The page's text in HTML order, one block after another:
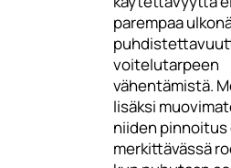
parempaa
voitelutarpeen
vähentämistä.
lisäksi
niiden pinnoitus
merkittävässä